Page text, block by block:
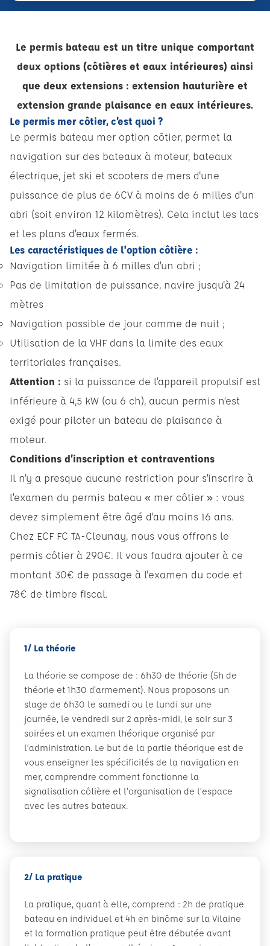
Le permis bateau est un titre unique comportant
deux options (côtières et eaux intérieures) ainsi
que deux extensions : extension hauturière et
extension grande plaisance en eaux intérieures.
Le permis mer côtier, c’est quoi ?
Le permis bateau mer option côtier, permet la
navigation sur des bateaux à moteur, bateaux
électrique, jet ski et scooters de mers d'une
puissance de plus de 6CV à moins de 6 milles d'un
abri (soit environ 12 kilomètres). Cela inclut les lacs
et les plans d’eaux fermés.
Les caractéristiques de l'option côtière :
Navigation limitée à 6 milles d’un abri ;
Pas de limitation de puissance, navire jusqu'à 24
mètres
Navigation possible de jour comme de nuit ;
Utilisation de la VHF dans la limite des eaux
territoriales françaises.
Attention : si la puissance de l’appareil propulsif est
inférieure à 4,5 kW (ou 6 ch), aucun permis n’est
exigé pour piloter un bateau de plaisance à
moteur.
Conditions d’inscription et contraventions
Il n’y a presque aucune restriction pour s’inscrire à
l’examen du permis bateau « mer côtier » : vous
devez simplement être âgé d’au moins 16 ans.
Chez ECF FC TA-Cleunay, nous vous offrons le
permis côtier à 290€. Il vous faudra ajouter à ce
montant 30€ de passage à l'examen du code et
78€ de timbre fiscal.
1/ La théorie
La théorie se compose de : 6h30 de théorie (5h de
théorie et 1h30 d'armement). Nous proposons un
stage de 6h30 le samedi ou le lundi sur une
journée, le vendredi sur 2 après-midi, le soir sur 3
soirées et un examen théorique organisé par
l’administration. Le but de la partie théorique est de
vous enseigner les spécificités de la navigation en
mer, comprendre comment fonctionne la
signalisation côtière et l’organisation de l’espace
avec les autres bateaux.
2/ La pratique
La pratique, quant à elle, comprend : 2h de pratique
bateau en individuel et 4h en binôme sur la Vilaine
et la formation pratique peut être débutée avant